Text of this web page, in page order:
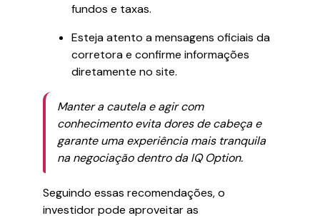
fundos e taxas.
Esteja atento a mensagens oficiais da
corretora e confirme informações
diretamente no site.
Manter a cautela e agir com
conhecimento evita dores de cabeça e
garante uma experiência mais tranquila
na negociação dentro da IQ Option.
Seguindo essas recomendações, o
investidor pode aproveitar as